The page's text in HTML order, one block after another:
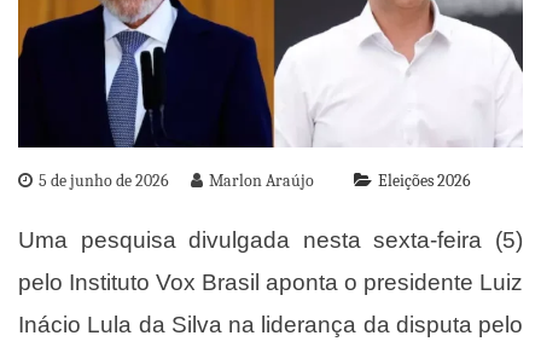
5 de junho de 2026 Marlon Araújo Eleições 2026
Uma pesquisa divulgada nesta sexta-feira (5)
pelo Instituto Vox Brasil aponta o presidente Luiz
Inácio Lula da Silva na liderança da disputa pelo